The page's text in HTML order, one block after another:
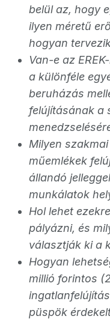
belül az, hogy
ilyen méretű
hogyan
Van-e az
a különféle
beruházás
felújításának a
Milyen
műemlékek
állandó
munkálatok
Hol lehet
pályázni, és
választják ki a
Hogyan
millió forintos
püspök